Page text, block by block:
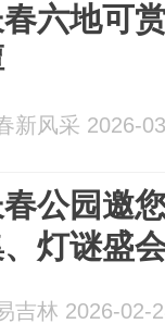
六地可
新风采 2026-
公园邀
灯谜盛
吉林 2026-02-